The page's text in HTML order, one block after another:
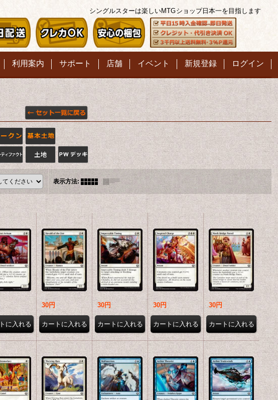
シングルスターは楽しいMTGショップ日本一を目指します
ログイン
新規登録
イベント
店舗
サポート
利用案内
表示方法:
30円 30円 30円 30円